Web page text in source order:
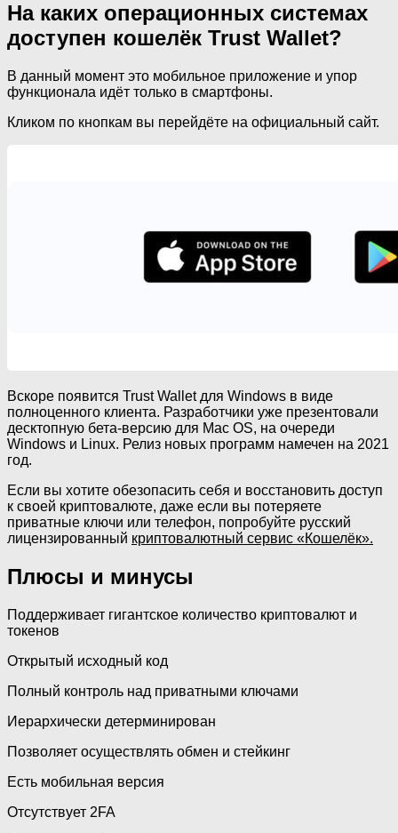
На каких операционных системах
доступен кошелёк Trust Wallet?
В данный момент это мобильное приложение и упор
функционала идёт только в смартфоны.
Кликом по кнопкам вы перейдёте на официальный сайт.
Вскоре появится Trust Wallet для Windows в виде
полноценного клиента. Разработчики уже презентовали
десктопную бета-версию для Mac OS, на очереди
Windows и Linux. Релиз новых программ намечен на 2021
год.
Если вы хотите обезопасить себя и восстановить доступ
к своей криптовалюте, даже если вы потеряете
приватные ключи или телефон, попробуйте русский
лицензированный криптовалютный сервис «Кошелёк».
Плюсы и минусы
Поддерживает гигантское количество криптовалют и
токенов
Открытый исходный код
Полный контроль над приватными ключами
Иерархически детерминирован
Позволяет осуществлять обмен и стейкинг
Есть мобильная версия
Отсутствует 2FA